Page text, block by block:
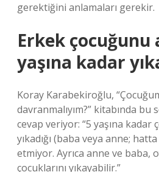
gerektiğini anlamaları gerekir.
Erkek çocuğunu
yaşına kadar
Koray Karabekiroğlu,
davranmalıyım?” kitabında
cevap veriyor: “5 yaşına kadar
yıkadığı (baba veya anne;
etmiyor. Ayrıca anne ve baba,
çocuklarını yıkayabilir.”